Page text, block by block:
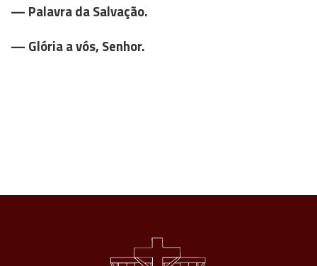
— Palavra da Salvação.
— Glória a vós, Senhor.